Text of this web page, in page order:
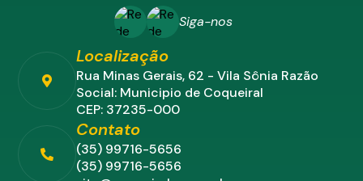
Siga-nos
Localização
Rua Minas Gerais, 62 - Vila Sônia Razão
Social: Municipio de Coqueiral
CEP: 37235-000
Contato
(35) 99716-5656
(35) 99716-5656